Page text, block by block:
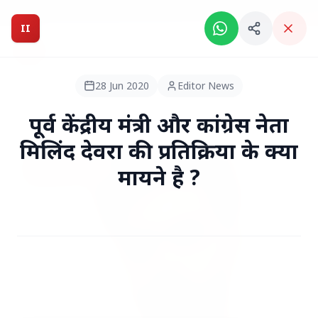
Breaking News: Intelligent India Magazine is now live.
II
HEADLINES
II
28 Jun 2020 Editor News
पूर्व केंद्रीय मंत्री और कांग्रेस नेता
मिलिंद देवरा की प्रतिक्रिया के क्या
मायने है ?